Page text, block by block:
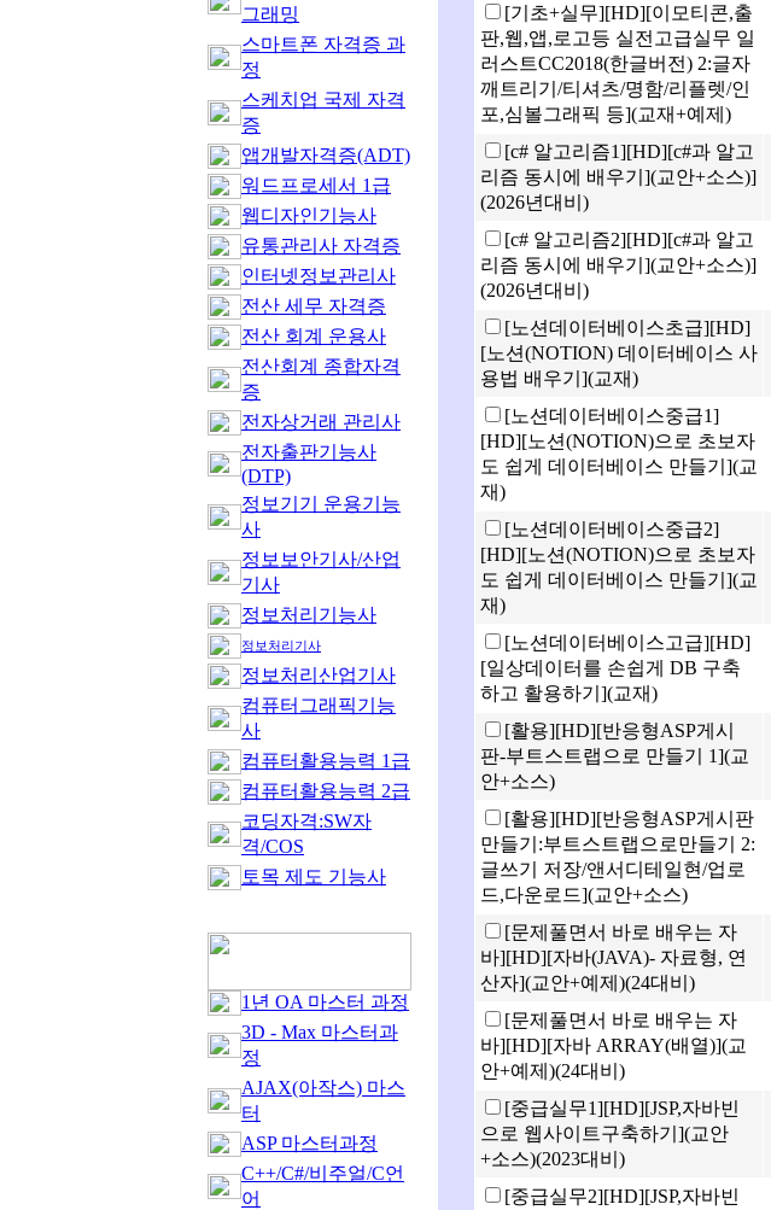
그래밍
스마트폰 자격증 과
정
스케치업 국제 자격
증
앱개발자격증(ADT)
워드프로세서 1급
웹디자인기능사
유통관리사 자격증
인터넷정보관리사
전산 세무 자격증
전산 회계 운용사
전산회계 종합자격
증
전자상거래 관리사
전자출판기능사
(DTP)
정보기기 운용기능
사
정보보안기사/산업
기사
정보처리기능사
정보처리기사
정보처리산업기사
컴퓨터그래픽기능
사
컴퓨터활용능력 1급
컴퓨터활용능력 2급
코딩자격:SW자
격/COS
토목 제도 기능사
1년 OA 마스터 과정
3D - Max 마스터과
정
AJAX(아작스) 마스
터
ASP 마스터과정
C++/C#/비주얼/C언
어
[기초+실무][HD][이모티콘,출
판,웹,앱,로고등 실전고급실무 일
러스트CC2018(한글버전) 2:글자
깨트리기/티셔츠/명함/리플렛/인
포,심볼그래픽 등](교재+예제)
[c# 알고리즘1][HD][c#과 알고
리즘 동시에 배우기](교안+소스)]
(2026년대비)
[c# 알고리즘2][HD][c#과 알고
리즘 동시에 배우기](교안+소스)]
(2026년대비)
[노션데이터베이스초급][HD]
[노션(NOTION) 데이터베이스 사
용법 배우기](교재)
[노션데이터베이스중급1]
[HD][노션(NOTION)으로 초보자
도 쉽게 데이터베이스 만들기](교
재)
[노션데이터베이스중급2]
[HD][노션(NOTION)으로 초보자
도 쉽게 데이터베이스 만들기](교
재)
[노션데이터베이스고급][HD]
[일상데이터를 손쉽게 DB 구축
하고 활용하기](교재)
[활용][HD][반응형ASP게시
판-부트스트랩으로 만들기 1](교
안+소스)
[활용][HD][반응형ASP게시판
만들기:부트스트랩으로만들기 2:
글쓰기 저장/앤서디테일현/업로
드,다운로드](교안+소스)
[문제풀면서 바로 배우는 자
바][HD][자바(JAVA)- 자료형, 연
산자](교안+예제)(24대비)
[문제풀면서 바로 배우는 자
바][HD][자바 ARRAY(배열)](교
안+예제)(24대비)
[중급실무1][HD][JSP,자바빈
으로 웹사이트구축하기](교안
+소스)(2023대비)
[중급실무2][HD][JSP,자바빈